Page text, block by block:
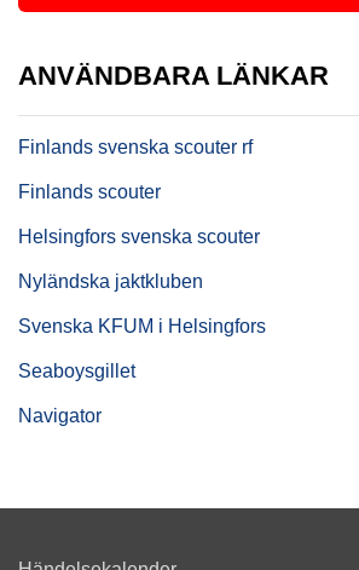
ANVÄNDBARA LÄNKAR
Finlands svenska scouter rf
Finlands scouter
Helsingfors svenska scouter
Nyländska jaktkluben
Svenska KFUM i Helsingfors
Seaboysgillet
Navigator